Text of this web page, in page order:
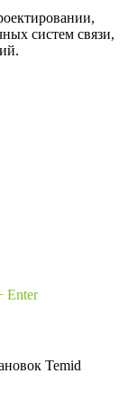
систем связи,
Enter